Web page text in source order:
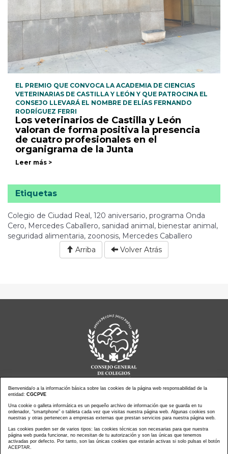
EL PREMIO QUE CONVOCA LA ACADEMIA DE CIENCIAS
VETERINARIAS DE CASTILLA Y LEÓN Y QUE PATROCINA EL
CONSEJO LLEVARÁ EL NOMBRE DE ELÍAS FERNANDO
RODRÍGUEZ FERRI
Los veterinarios de Castilla y León
valoran de forma positiva la presencia
de cuatro profesionales en el
organigrama de la Junta
Leer más >
Etiquetas
Colegio de Ciudad Real, 120 aniversario, programa Onda
Cero, Mercedes Caballero, sanidad animal, bienestar animal,
seguridad alimentaria, zoonosis, Mercedes Caballero
Arriba
Volver Atrás
Noticias actualidad
Agenda de Actos
Revistas
PressClip
Multimedias
Contacto
Aviso Legal
Política Privacidad
Política Cookies
Bienvenida/o a la información básica sobre las cookies de la página web responsabilidad de la
entidad: CGCPVE
Una cookie o galleta informática es un pequeño archivo de información que se guarda en tu
ordenador, “smartphone” o tableta cada vez que visitas nuestra página web. Algunas cookies son
nuestras y otras pertenecen a empresas externas que prestan servicios para nuestra página web.
Las cookies pueden ser de varios tipos: las cookies técnicas son necesarias para que nuestra
página web pueda funcionar, no necesitan de tu autorización y son las únicas que tenemos
activadas por defecto. Por tanto, son las únicas cookies que estarán activas si solo pulsas el botón
ACEPTAR.